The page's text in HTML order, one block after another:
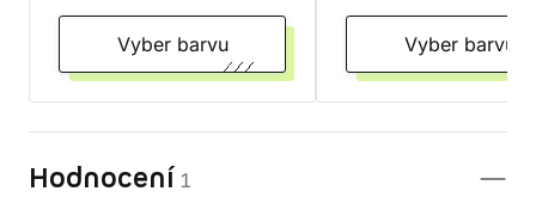
Vyber barvu Vyber barvu
Hodnocení 1